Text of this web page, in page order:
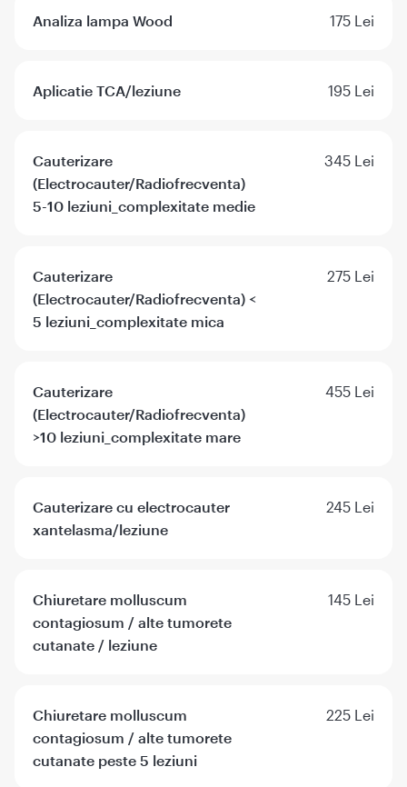
Analiza lampa Wood 175 Lei
Aplicatie TCA/leziune 195 Lei
Cauterizare
(Electrocauter/Radiofrecventa)
5-10 leziuni_complexitate medie
345 Lei
Cauterizare
(Electrocauter/Radiofrecventa) <
5 leziuni_complexitate mica
275 Lei
Cauterizare
(Electrocauter/Radiofrecventa)
>10 leziuni_complexitate mare
455 Lei
Cauterizare cu electrocauter
xantelasma/leziune
245 Lei
Chiuretare molluscum
contagiosum / alte tumorete
cutanate / leziune
145 Lei
Chiuretare molluscum
contagiosum / alte tumorete
cutanate peste 5 leziuni
225 Lei